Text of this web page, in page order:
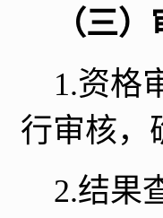
（三
1.资格
行审核，
2.结果